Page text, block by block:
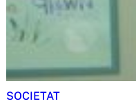
SOCIETAT